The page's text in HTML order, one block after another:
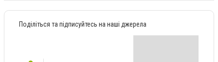
Поділіться та підписуйтесь на наші джерела